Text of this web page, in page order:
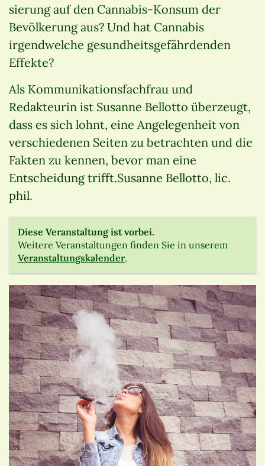
sierung auf den Cannabis-Konsum der
Bevölkerung aus? Und hat Cannabis
irgendwelche gesundheitsgefährdenden
Effekte?
Als Kommunikationsfachfrau und
Redakteurin ist Susanne Bellotto überzeugt,
dass es sich lohnt, eine Angelegenheit von
verschiedenen Seiten zu betrachten und die
Fakten zu kennen, bevor man eine
Entscheidung trifft.Susanne Bellotto, lic.
phil.
Diese Veranstaltung ist vorbei.
Weitere Veranstaltungen finden Sie in unserem
Veranstaltungskalender.